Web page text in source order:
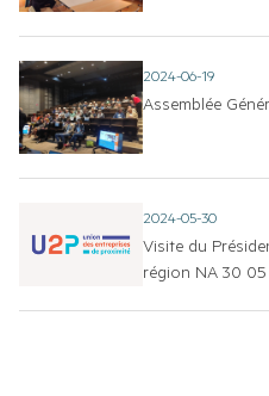
2024-06-19
Assemblée
2024-05-30
Visite du
région NA 30